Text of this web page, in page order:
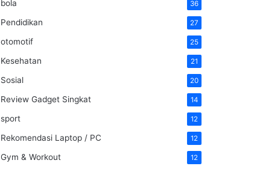
bola 36
Pendidikan 27
otomotif 25
Kesehatan 21
Sosial 20
Review Gadget Singkat 14
sport 12
Rekomendasi Laptop / PC 12
Gym & Workout 12